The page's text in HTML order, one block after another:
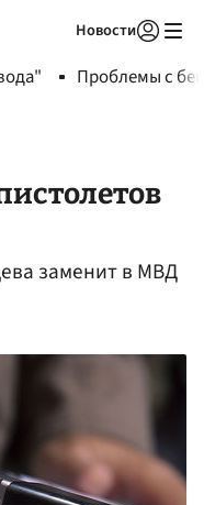
Новости
Проблемы с
заменит в МВД